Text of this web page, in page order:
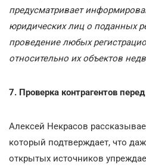
предусматривает
юридических лиц о поданных
проведение любых
относительно их объектов
7. Проверка контрагентов
Алексей Некрасов
который подтверждает, что
открытых источников